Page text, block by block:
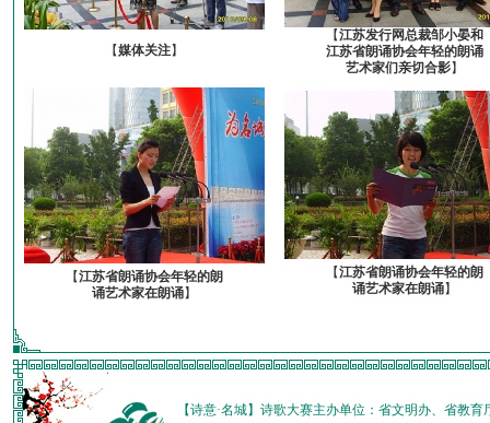
【媒体关注】
【江苏发行网总裁邹小晏和
江苏省朗诵协会年轻的朗诵
艺术家们亲切合影】
【江苏省朗诵协会年轻的朗
诵艺术家在朗诵】
【江苏省朗诵协会年轻的朗
诵艺术家在朗诵】
【诗意·名城】诗歌大赛主办单位：省文明办、省教